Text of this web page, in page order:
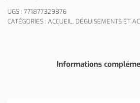
UGS : 771877329876
CATÉGORIES : ACCUEIL, DÉGUISEMENTS ET
Informations